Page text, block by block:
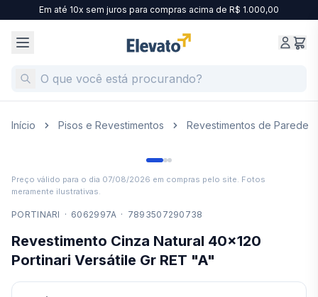
Em até 10x sem juros para compras acima de R$ 1.000,00
Início Pisos e Revestimentos Revestimentos de Parede
Preço válido para o dia 07/08/2026 em compras pelo site. Fotos
meramente ilustrativas.
PORTINARI · 6062997A · 7893507290738
Revestimento Cinza Natural 40x120
Portinari Versátile Gr RET "A"